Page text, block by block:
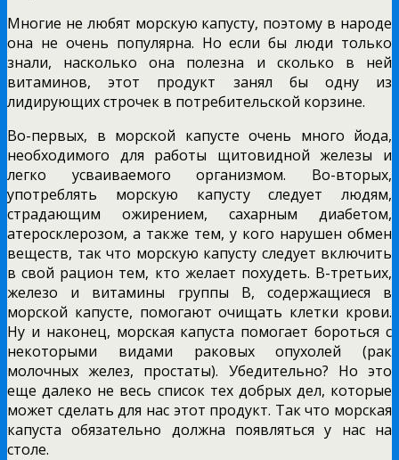
Многие не любят морскую капусту, поэтому в народе
она не очень популярна. Но если бы люди только
знали, насколько она полезна и сколько в ней
витаминов, этот продукт занял бы одну из
лидирующих строчек в потребительской корзине.
Во-первых, в морской капусте очень много йода,
необходимого для работы щитовидной железы и
легко усваиваемого организмом. Во-вторых,
употреблять морскую капусту следует людям,
страдающим ожирением, сахарным диабетом,
атеросклерозом, а также тем, у кого нарушен обмен
веществ, так что морскую капусту следует включить
в свой рацион тем, кто желает похудеть. В-третьих,
железо и витамины группы В, содержащиеся в
морской капусте, помогают очищать клетки крови.
Ну и наконец, морская капуста помогает бороться с
некоторыми видами раковых опухолей (рак
молочных желез, простаты). Убедительно? Но это
еще далеко не весь список тех добрых дел, которые
может сделать для нас этот продукт. Так что морская
капуста обязательно должна появляться у нас на
столе.